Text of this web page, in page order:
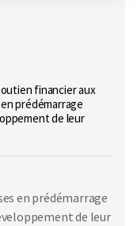
financier aux
prédémarrage
de leur
en prédémarrage
de leur